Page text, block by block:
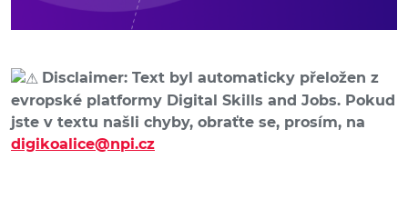
Disclaimer: Text byl automaticky přeložen z
evropské platformy Digital Skills and Jobs. Pokud
jste v textu našli chyby, obraťte se, prosím, na
digikoalice@npi.cz